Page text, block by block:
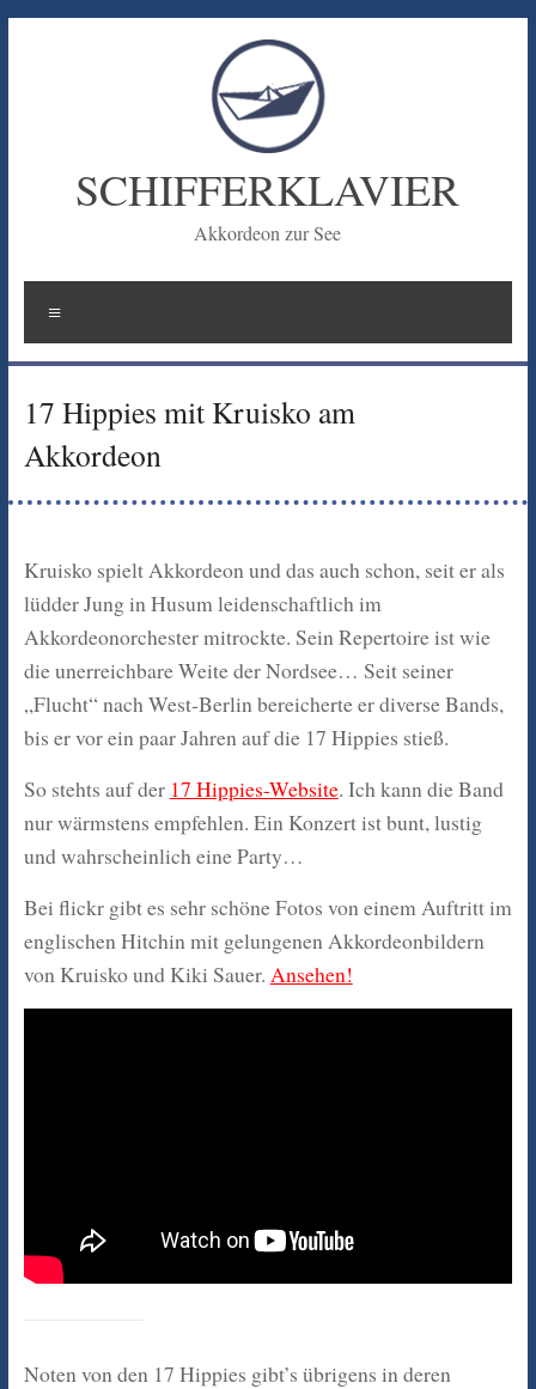
SCHIFFERKLAVIER
Akkordeon zur See
17 Hippies mit Kruisko am
Akkordeon
Kruisko spielt Akkordeon und das auch schon, seit er als
lüdder Jung in Husum leidenschaftlich im
Akkordeonorchester mitrockte. Sein Repertoire ist wie
die unerreichbare Weite der Nordsee… Seit seiner
„Flucht“ nach West-Berlin bereicherte er diverse Bands,
bis er vor ein paar Jahren auf die 17 Hippies stieß.
So stehts auf der 17 Hippies-Website. Ich kann die Band
nur wärmstens empfehlen. Ein Konzert ist bunt, lustig
und wahrscheinlich eine Party…
Bei flickr gibt es sehr schöne Fotos von einem Auftritt im
englischen Hitchin mit gelungenen Akkordeonbildern
von Kruisko und Kiki Sauer. Ansehen!
Noten von den 17 Hippies gibt’s übrigens in deren